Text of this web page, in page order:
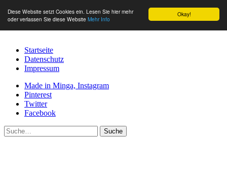
Okay!
Diese Website setzt Cookies ein. Lesen Sie hier mehr
oder verlassen Sie diese Website Mehr Info
Startseite
Datenschutz
Impressum
Made in Minga, Instagram
Pinterest
Twitter
Facebook
Suche